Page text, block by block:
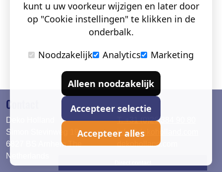
Contact
Deko Holland
Simon Stevinweg 19
6827 BS Arnhem The
Netherlands
T. +31 (0)26 384 90 80
info@dekoholland.com
dekoholland.com
kunt u uw voorkeur wijzigen en later door
op "Cookie instellingen" te klikken in de
onderbalk.
Noodzakelijk
Analytics Marketing
Alleen noodzakelijk
Accepteer selectie
Accepteer alles